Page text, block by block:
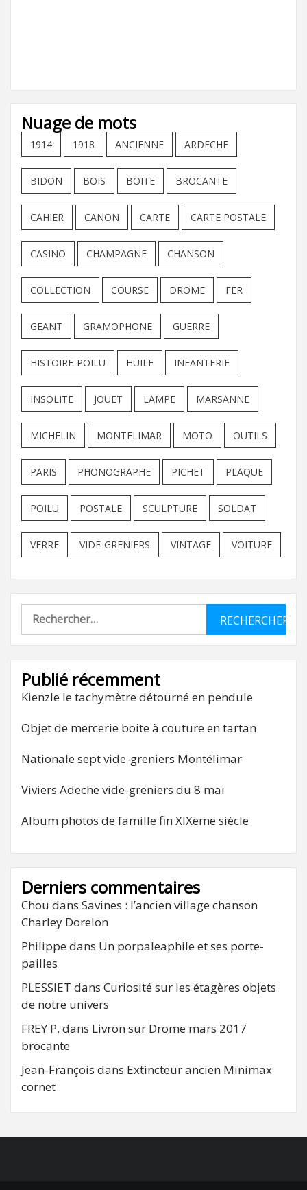
Nuage de mots
1914 1918 ANCIENNE ARDECHE
BIDON BOIS BOITE BROCANTE
CAHIER CANON CARTE CARTE POSTALE
CASINO CHAMPAGNE CHANSON
COLLECTION COURSE DROME FER
GEANT GRAMOPHONE GUERRE
HISTOIRE-POILU HUILE INFANTERIE
INSOLITE JOUET LAMPE MARSANNE
MICHELIN MONTELIMAR MOTO OUTILS
PARIS PHONOGRAPHE PICHET PLAQUE
POILU POSTALE SCULPTURE SOLDAT
VERRE VIDE-GRENIERS VINTAGE VOITURE
Rechercher :
Publié récemment
Kienzle le tachymètre détourné en pendule
Objet de mercerie boite à couture en tartan
Nationale sept vide-greniers Montélimar
Viviers Adeche vide-greniers du 8 mai
Album photos de famille fin XIXeme siècle
Derniers commentaires
Chou dans Savines : l’ancien village chanson
Charley Dorelon
Philippe dans Un porpaleaphile et ses porte-
pailles
PLESSIET dans Curiosité sur les étagères objets
de notre univers
FREY P. dans Livron sur Drome mars 2017
brocante
Jean-François dans Extincteur ancien Minimax
cornet